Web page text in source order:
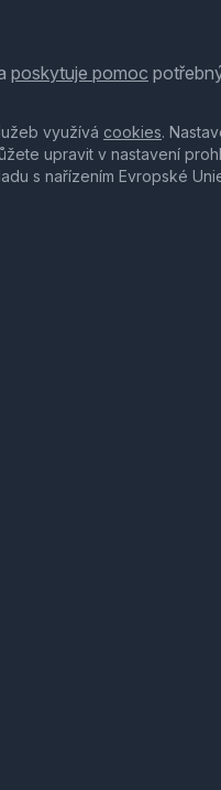
poskytuje pomoc
využívá cookies.
upravit v nastavení
s nařízením Evropské